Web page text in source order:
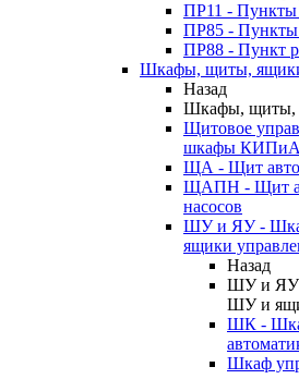
ПР11 - Пункты
ПР85 - Пункты
ПР88 - Пункт
Шкафы, щиты,
Назад
Шкафы, щиты,
Щитовое
шкафы КИПиА
ЩА - Щит
ЩАПН - Щит
насосов
ШУ и ЯУ -
ящики
Назад
ШУ и ЯУ
ШУ и
ШК -
Шкаф